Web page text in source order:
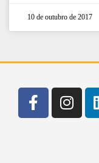
10 de outubro de 2017